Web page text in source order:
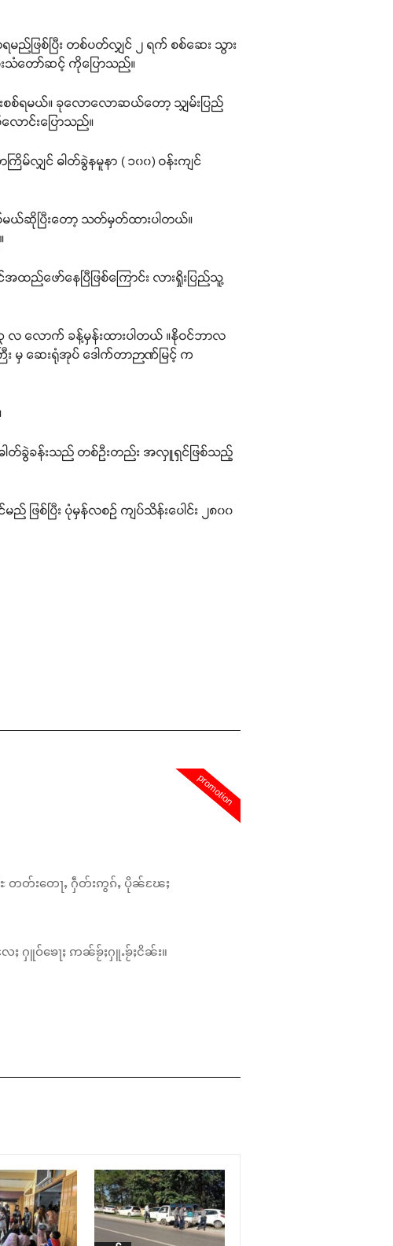
မည်ဖြစ်ပြီး တစ်ပတ်လျှင် ၂ ရက် စစ်ဆေး သွား
မ်းသံတော်ဆင့် ကိုပြောသည်။
စစ်ရမယ်။ ခုလောလောဆယ်တော့ သျှမ်းပြည်
ောင်းပြောသည်။
မ်လျှင် ဓါတ်ခွဲနမူနာ ( ၁၀၀) ဝန်းကျင်
မယ်ဆိုပြီးတော့ သတ်မှတ်ထားပါတယ်။
ဖော်နေပြီဖြစ်ကြောင်း လားရှိုးပြည်သူ့
၃ လ လောက် ခန့်မှန်းထားပါတယ် ။နိုဝင်ဘာလ
း မှ ဆေးရုံအုပ် ဒေါက်တာဉာဏ်မြင့် က
ည့် ဓါတ်ခွဲခန်းသည် တစ်ဦးတည်း အလှူရှင်ဖြစ်သည့်
ည် ဖြစ်ပြီး ပုံမှန်လစဉ် ကျပ်သိန်းပေါင်း ၂၈၀၀
promotion
ႊ တတ်းတေႃႇ ႁဵတ်းဢွၵ်ႇ ပိုၼ်ၽႄႈ
လႄႈ ႁူဝ်ၶေႃႈ ဢၼ်ၶႂ်ႈႁူႉၶႂ်ႈငိၼ်း။